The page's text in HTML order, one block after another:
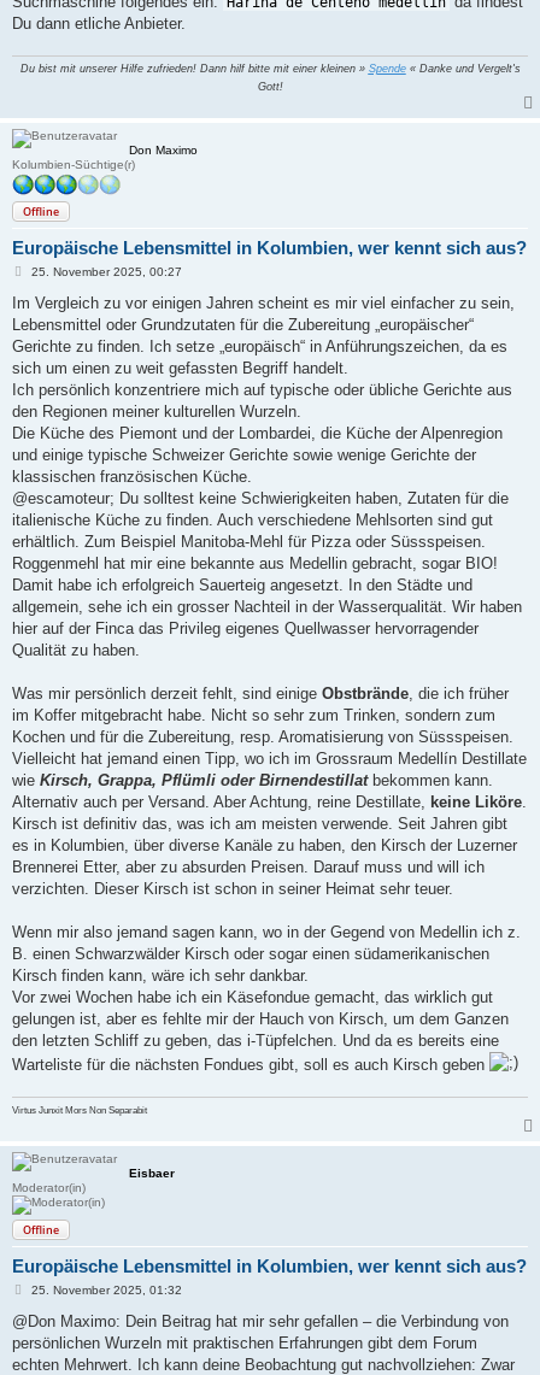
Du dann etliche Anbieter.
Du bist mit unserer Hilfe zufrieden! Dann hilf bitte mit einer kleinen » Spende« Danke und Vergelt's
Gott!
Don Maximo
Kolumbien-Süchtige(r)
Offline
Europäische Lebensmittel in Kolumbien, wer kennt sich aus?
B
i
r
a
25. November 2025, 00:27
Im Vergleich zu vor einigen Jahren scheint es mir viel einfacher zu sein,
Lebensmittel oder Grundzutaten für die Zubereitung „europäischer“
Gerichte zu finden. Ich setze „europäisch“ in Anführungszeichen, da es
sich um einen zu weit gefassten Begriff handelt.
Ich persönlich konzentriere mich auf typische oder übliche Gerichte aus
den Regionen meiner kulturellen Wurzeln.
Die Küche des Piemont und der Lombardei, die Küche der Alpenregion
und einige typische Schweizer Gerichte sowie wenige Gerichte der
klassischen französischen Küche.
@escamoteur; Du solltest keine Schwierigkeiten haben, Zutaten für die
italienische Küche zu finden. Auch verschiedene Mehlsorten sind gut
erhältlich. Zum Beispiel Manitoba-Mehl für Pizza oder Süssspeisen.
Roggenmehl hat mir eine bekannte aus Medellin gebracht, sogar BIO!
Damit habe ich erfolgreich Sauerteig angesetzt. In den Städte und
allgemein, sehe ich ein grosser Nachteil in der Wasserqualität. Wir haben
hier auf der Finca das Privileg eigenes Quellwasser hervorragender
Qualität zu haben.
Was mir persönlich derzeit fehlt, sind einige Obstbrände , die ich früher
im Koffer mitgebracht habe. Nicht so sehr zum Trinken, sondern zum
Kochen und für die Zubereitung, resp. Aromatisierung von Süssspeisen.
Vielleicht hat jemand einen Tipp, wo ich im Grossraum Medellín Destillate
wie Kirsch, Grappa, Pflümli oder Birnendestillatbekommen kann.
Alternativ auch per Versand. Aber Achtung, reine Destillate, keine Liköre
Kirsch ist definitiv das, was ich am meisten verwende. Seit Jahren gibt
es in Kolumbien, über diverse Kanäle zu haben, den Kirsch der Luzerner
Brennerei Etter, aber zu absurden Preisen. Darauf muss und will ich
verzichten. Dieser Kirsch ist schon in seiner Heimat sehr teuer.
Wenn mir also jemand sagen kann, wo in der Gegend von Medellin ich z.
B. einen Schwarzwälder Kirsch oder sogar einen südamerikanischen
Kirsch finden kann, wäre ich sehr dankbar.
Vor zwei Wochen habe ich ein Käsefondue gemacht, das wirklich gut
gelungen ist, aber es fehlte mir der Hauch von Kirsch, um dem Ganzen
den letzten Schliff zu geben, das i-Tüpfelchen. Und da es bereits eine
Warteliste für die nächsten Fondues gibt, soll es auch Kirsch geben
Virtus Junxit Mors Non Separabit
Eisbaer
Moderator(in)
Offline
Europäische Lebensmittel in Kolumbien, wer kennt sich aus?
B
i
r
a
25. November 2025, 01:32
@Don Maximo: Dein Beitrag hat mir sehr gefallen – die Verbindung von
persönlichen Wurzeln mit praktischen Erfahrungen gibt dem Forum
echten Mehrwert. Ich kann deine Beobachtung gut nachvollziehen: Zwar